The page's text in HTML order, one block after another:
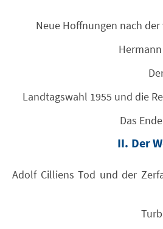
Neue Hoffnungen nach
Landtagswahl 1955 und die
Das
II. Der
Adolf Cilliens Tod und der